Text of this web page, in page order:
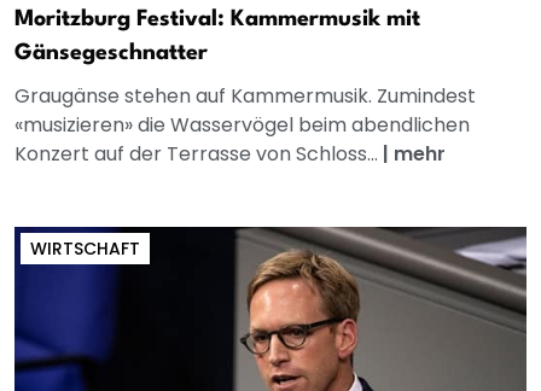
Moritzburg Festival: Kammermusik mit
Gänsegeschnatter
Graugänse stehen auf Kammermusik. Zumindest
«musizieren» die Wasservögel beim abendlichen
Konzert auf der Terrasse von Schloss... | mehr
WIRTSCHAFT